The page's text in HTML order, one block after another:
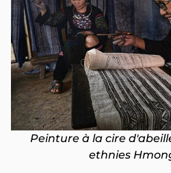
Peinture à la cire
ethnies